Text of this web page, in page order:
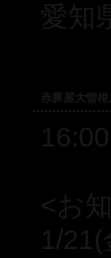
愛知
赤豚屋大曽根
<お
1/